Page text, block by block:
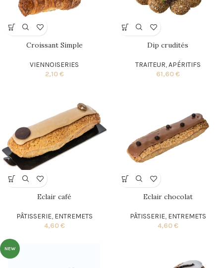
Croissant Simple
VIENNOISERIES
2,10€
Dip crudités
TRAITEUR,APÉRITIFS
61,60€
Eclair café
PÂTISSERIE, ENTREMETS
4,60€
Eclair chocolat
PÂTISSERIE, ENTREMETS
4,60€
NEW